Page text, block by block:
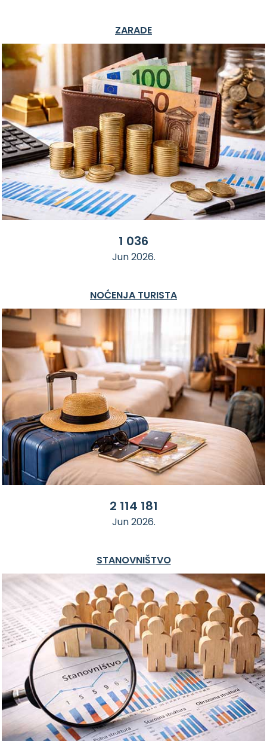
ZARADE
1 036
Jun 2026.
NOĆENJA TURISTA
2 114 181
Jun 2026.
STANOVNIŠTVO